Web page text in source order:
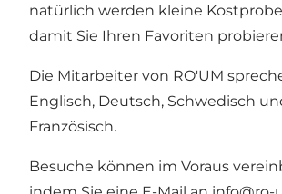
natürlich werden kleine
damit Sie Ihren Favoriten
Die Mitarbeiter von RO'UM
Englisch, Deutsch, Schwedisch
Französisch.
Besuche können im Voraus